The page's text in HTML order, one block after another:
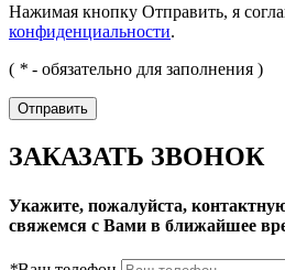
Нажимая кнопку Отправить, я
конфиденциальности.
( * - обязательно для заполнения )
ЗАКАЗАТЬ ЗВОНОК
Укажите, пожалуйста,
свяжемся с Вами в ближайшее